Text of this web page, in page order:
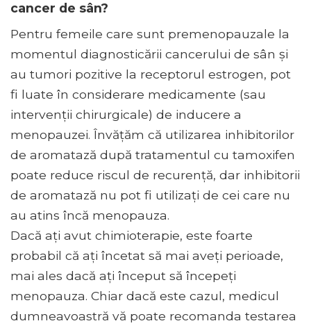
cancer de sân?
Pentru femeile care sunt premenopauzale la
momentul diagnosticării cancerului de sân și
au tumori pozitive la receptorul estrogen, pot
fi luate în considerare medicamente (sau
intervenții chirurgicale) de inducere a
menopauzei. Învățăm că utilizarea inhibitorilor
de aromatază după tratamentul cu tamoxifen
poate reduce riscul de recurență, dar inhibitorii
de aromatază nu pot fi utilizați de cei care nu
au atins încă menopauza.
Dacă ați avut chimioterapie, este foarte
probabil că ați încetat să mai aveți perioade,
mai ales dacă ați început să începeți
menopauza. Chiar dacă este cazul, medicul
dumneavoastră vă poate recomanda testarea